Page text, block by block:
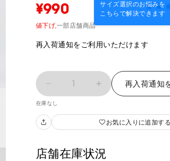
サイズ選択のお悩みを
こちらで解決できます
¥990
値下げ,一部店舗商品
再入荷通知をご利用いただけます
1 再入荷通知
在庫なし
お気に入りに追加する
店舗在庫状況